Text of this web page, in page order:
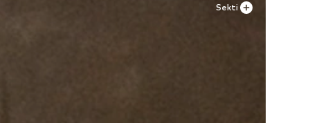
Sekti